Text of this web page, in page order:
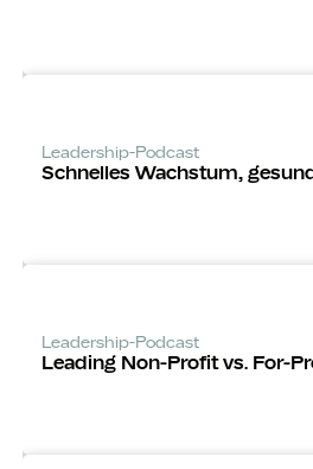
Leadership-Podcast
Schnelles Wachstum,
Leadership-Podcast
Leading Non-Profit vs. For-